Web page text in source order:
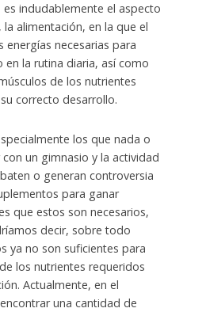
indudablemente el aspecto
alimentación, en la que el
energías necesarias para
en la rutina diaria, así como
de los nutrientes
correcto desarrollo.
los que nada o
un gimnasio y la actividad
o generan controversia
para ganar
que estos son necesarios,
decir, sobre todo
ya no son suficientes para
los nutrientes requeridos
Actualmente, en el
una cantidad de